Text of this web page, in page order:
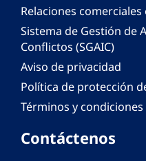
Relaciones comerciales
Sistema de Gestión de
Conflictos (SGAIC)
Aviso de privacidad
Política de protección
Términos y
Contáctenos